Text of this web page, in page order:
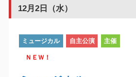
12月2日（水）
ミュージカル 自主公演 主催
ＮＥＷ！